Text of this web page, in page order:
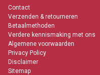
Een kaarsje branden kan
is daar uitermate geschikt
het wordt wel gedaan. Een
te creëren tijdens een
geliefde, als herdenking, om
warmte, om in nood iets te
de kwaliteit van deze
Tevens is de pit (lont)
Contact
Verzenden & retourneren
Betaalmethoden
Verdere kennismaking met ons
Algemene voorwaarden
Privacy Policy
Disclaimer
Sitemap